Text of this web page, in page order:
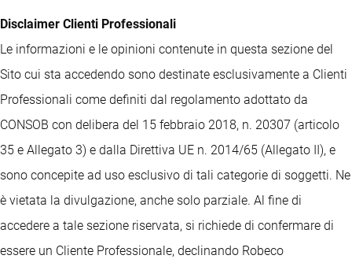
Disclaimer Clienti Professionali
Le informazioni e le opinioni contenute in questa sezione del
Sito cui sta accedendo sono destinate esclusivamente a Clienti
Professionali come definiti dal regolamento adottato da
CONSOB con delibera del 15 febbraio 2018, n. 20307 (articolo
35 e Allegato 3) e dalla Direttiva UE n. 2014/65 (Allegato II), e
sono concepite ad uso esclusivo di tali categorie di soggetti. Ne
è vietata la divulgazione, anche solo parziale. Al fine di
accedere a tale sezione riservata, si richiede di confermare di
essere un Cliente Professionale, declinando Robeco